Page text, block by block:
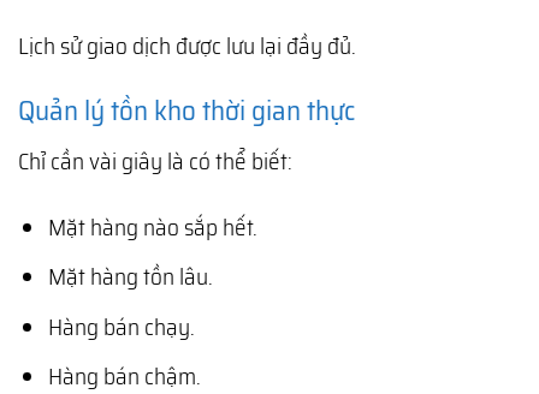
Lịch sử giao dịch được lưu lại đầy đủ.
Quản lý tồn kho thời gian thực
Chỉ cần vài giây là có thể biết:
Mặt hàng nào sắp hết.
Mặt hàng tồn lâu.
Hàng bán chạy.
Hàng bán chậm.